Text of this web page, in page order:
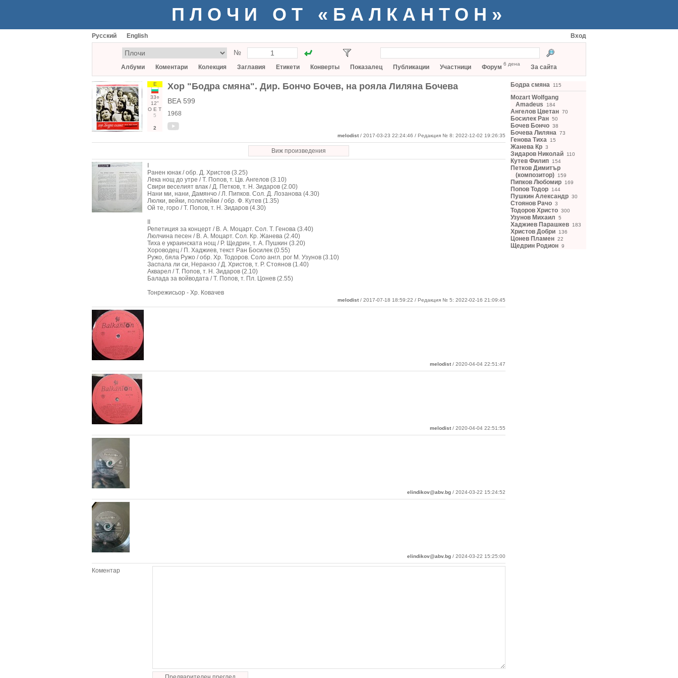
ПЛОЧИ ОТ «БАЛКАНТОН»
Русский English Вход
№
Албуми Коментари Колекция Заглавия Етикети Конверты Показалец Публикации Участници Форум 6 дена За сайта
Е
33○
12"
О Е Т
5
2
Хор "Бодра смяна". Дир. Бончо Бочев, на рояла Лиляна Бочева
ВЕА 599
1968
melodist / 2017-03-23 22:24:46 / Редакция № 8: 2022-12-02 19:26:35
Виж произведения
Ранен юнак / обр. Д. Христов (3.25)
Лека нощ до утре / Т. Попов, т. Цв. Ангелов (3.10)
Свири веселият влак / Д. Петков, т. Н. Зидаров (2.00)
Нани ми, нани, Дамянчо / Л. Пипков. Сол. Д. Лозанова (4.30)
Люлки, вейки, полюлейки / обр. Ф. Кутев (1.35)
Ой те, горо / Т. Попов, т. Н. Зидаров (4.30)
Репетиция за концерт / В. А. Моцарт. Сол. Т. Генова (3.40)
Люлчина песен / В. А. Моцарт. Сол. Кр. Жанева (2.40)
Тиха е украинската нощ / Р. Щедрин, т. А. Пушкин (3.20)
Хороводец / П. Хаджиев, текст Ран Босилек (0.55)
Ружо, бяла Ружо / обр. Хр. Тодоров. Соло англ. рог М. Узунов (3.10)
Заспала ли си, Неранзо / Д. Христов, т. Р. Стоянов (1.40)
Акварел / Т. Попов, т. Н. Зидаров (2.10)
Балада за войводата / Т. Попов, т. Пл. Цонев (2.55)
Тонрежисьор - Хр. Ковачев
melodist / 2017-07-18 18:59:22 / Редакция № 5: 2022-02-16 21:09:45
melodist / 2020-04-04 22:51:47
melodist / 2020-04-04 22:51:55
elindikov@abv.bg / 2024-03-22 15:24:52
elindikov@abv.bg / 2024-03-22 15:25:00
Коментар
Бодра смяна 115
Mozart Wolfgang
Amadeus 184
Ангелов Цветан 70
Босилек Ран 50
Бочев Бончо 38
Бочева Лиляна 73
Генова Тиха 15
Жанева Кр 3
Зидаров Николай 110
Кутев Филип 154
Петков Димитър
(композитор) 159
Пипков Любомир 169
Попов Тодор 144
Пушкин Александр 30
Стоянов Рачо 3
Тодоров Христо 300
Узунов Михаил 5
Хаджиев Парашкев 183
Христов Добри 136
Цонев Пламен 22
Щедрин Родион 9